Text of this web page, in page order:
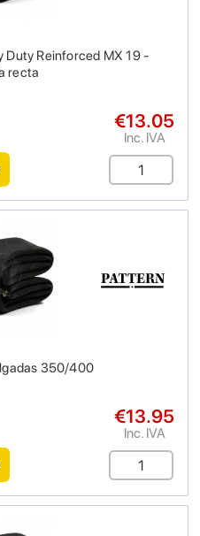
Duty Reinforced MX 19 -
recta
€13.05
Inc. IVA
350/400
€13.95
Inc. IVA